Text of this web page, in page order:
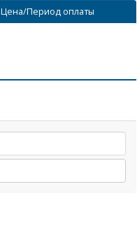
Цена/Период оплаты